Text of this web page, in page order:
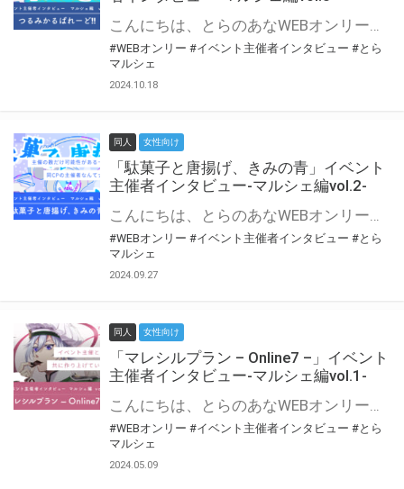
こんにちは、とらのあなWEBオンリー運営スタッフです。 新たにお届けする、イベント主催者インタビュー-マルシェ編-は、 とらのあなWEBオンリー「マルシェ」をご利用した主催様に 「マルシェ」を使って開催した感想や心がけをお聞きする企画です。 今回は、WEBオンリー初開催「つるみかるぱれーど
#WEBオンリー #イベント主催者インタビュー #とら
マルシェ
2024.10.18
同人 女性向け
「駄菓子と唐揚げ、きみの青」イベント
主催者インタビュー-マルシェ編vol.2-
こんにちは、とらのあなWEBオンリー運営スタッフです。 新たにお届けする、イベント主催者インタビュー-マルシェ編-は、 とらのあなWEBオンリー「マルシェ」をご利用の主催様に 「マルシェ」を使ってイベントを開催した感想や心がけをお聞きする企画です。 今回は、WEBオンリー初開催「駄菓子と唐揚げ、きみの青」より、 主催のぎこ六屋様にお話を伺いました。 協力：ぎこ六屋様／イベント公式Twitter（@krkgwks） とらのあなWEBオンリー「マルシェ」とは？ WEBオンリーでリアルタイムでコミュニケーションがとれるオンライン会場です。
#WEBオンリー #イベント主催者インタビュー #とら
マルシェ
2024.09.27
同人 女性向け
「マレシルプラン – Online7 –」イベント
主催者インタビュー-マルシェ編vol.1-
こんにちは、とらのあなWEBオンリー運営スタッフです。 新たにお届けする、イベント主催者インタビュー-マルシェ編-は、 とらのあなWEBオンリー「マルシェ」をご利用した主催様に 「マルシェ」を使って開催した感想や心がけをお聞きする企画です。 今回は、WEBオンリー開催7回目迎えた「マレシルプラン – Online7 –」より、 主催の玉川うた様にお話を伺いました。 ▼マレシルプランのインタビュー前回記事 「イベント主催者インタビュー vol.6」はこちら 協力：玉川うた様（マレシルプラン実行委員会 代表）／イベント公式Twitter（@mallesil_plan） とらのあなWEBオンリー「マルシェ」とは？ WEBオンリーでリアルタイムでコミュニケーションがとれるオンライン会場です。
#WEBオンリー #イベント主催者インタビュー #とら
マルシェ
2024.05.09